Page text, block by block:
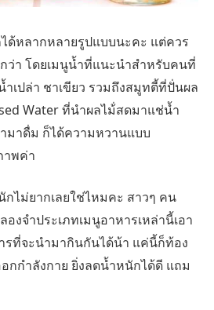
ด้หลากหลายรูปแบบนะคะ แต่ควร
ว่า โดยเมนูน้ำที่แนะนำสำหรับคนที่
เปล่า ชาเขียว รวมถึงสมูทตี้ที่ปั่นผล
Water ที่นำผลไม้่สดมาแช่น้ำ
มาดื่ม ก็ได้ความหวานแบบ
าพค่า
ไม่ยากเลยใช่ไหมคะ สาวๆ คน
งจำประเภทเมนูอาหารเหล่านี้เอา
รที่จะนำมากินกันได้น้า แค่นี้ก็ท้อง
กกำลังกาย ยิ่งลดน้ำหนักได้ดี แถม